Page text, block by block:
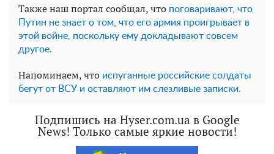
Также наш портал сообщал, что поговаривают, что
Путин не знает о том, что его армия проигрывает в
этой войне, поскольку ему докладывают совсем
другое.
Напоминаем, что испуганные российские солдаты
бегут от ВСУ и оставляют им слезливые записки.
Подпишись на Hyser.com.ua в Google
News! Только самые яркие новости!